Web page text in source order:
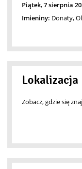
Piątek,7sierpnia
Imieniny: Donaty,
Lokalizacja
Zobacz, gdzie się